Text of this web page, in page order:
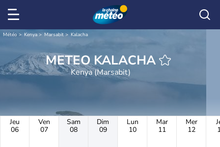
Météo Kenya Marsabit Kalacha
METEO KALACHA
Kenya (Marsabit)
Jeu
06
Ven
07
Sam
08
Dim
09
Lun
10
Mar
11
Mer
12